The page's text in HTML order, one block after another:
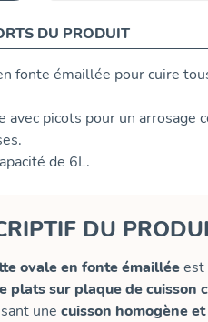
DU PRODUIT
fonte émaillée pour cuire
avec picots pour un arrosage
de 6L.
DU
ovale en fonte émailléeest
plats sur plaque de cuisson
une cuisson homogène